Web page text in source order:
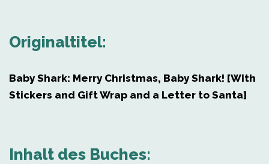
Originaltitel:
Baby Shark: Merry Christmas, Baby Shark! [With
Stickers and Gift Wrap and a Letter to Santa]
Inhalt des Buches: